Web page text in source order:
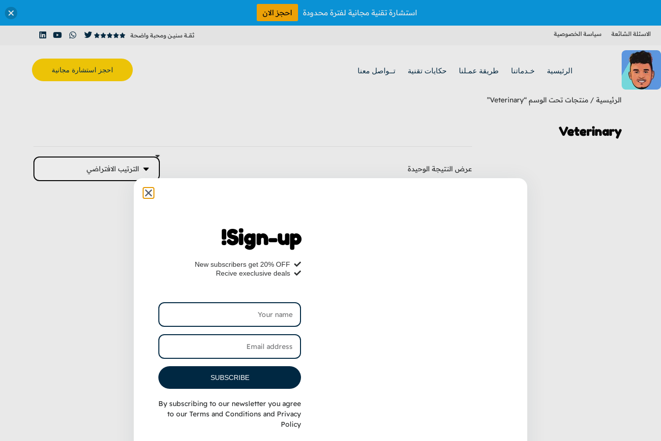
الاسئلة الشائعة سياسة الخصوصية ثقـــة سنيــن ومحبة واضحة 




الرئيسية خـدماتنا طريقة عمـلنا حكايات تقنية تــواصل معنا احجز استشارة مجانية
الرئيسية / منتجات تحت الوسم “Veterinary”
Veterinary
عرض النتيجة الوحيدة
استشارة تقنية مجانية لفترة محدودة احجز الان
Sign-up!
New subscribers get 20% OFF
Recive execlusive deals
SUBSCRIBE
By subscribing to our newsletter you agree
to our Terms and Conditions and Privacy
Policy